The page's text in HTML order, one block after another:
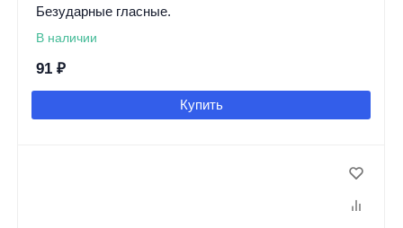
Безударные гласные.
В наличии
91 ₽
Купить